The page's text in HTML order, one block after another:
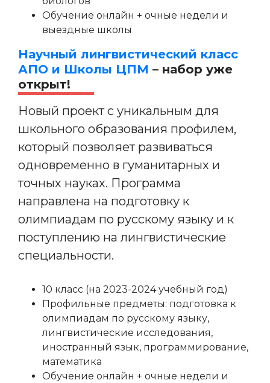
Обучение онлайн + очные недели и
выездные школы
Научный лингвистический класс
АПО и Школы ЦПМ – набор уже
открыт!
Новый проект с уникальным для
школьного образования профилем,
который позволяет развиваться
одновременно в гуманитарных и
точных науках. Программа
направлена на подготовку к
олимпиадам по русскому языку и к
поступлению на лингвистические
специальности.
10 класс (на 2023-2024 учебный год)
Профильные предметы: подготовка к
олимпиадам по русскому языку,
лингвистические исследования,
иностранный язык, программирование,
математика
Обучение онлайн + очные недели и